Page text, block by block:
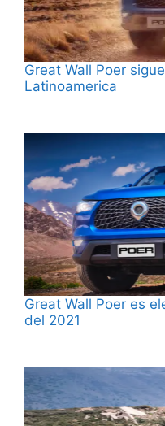
Great Wall Poer
Latinoamerica
Great Wall Poer es
del 2021